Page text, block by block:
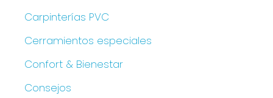
Carpinterías PVC
Cerramientos especiales
Confort & Bienestar
Consejos